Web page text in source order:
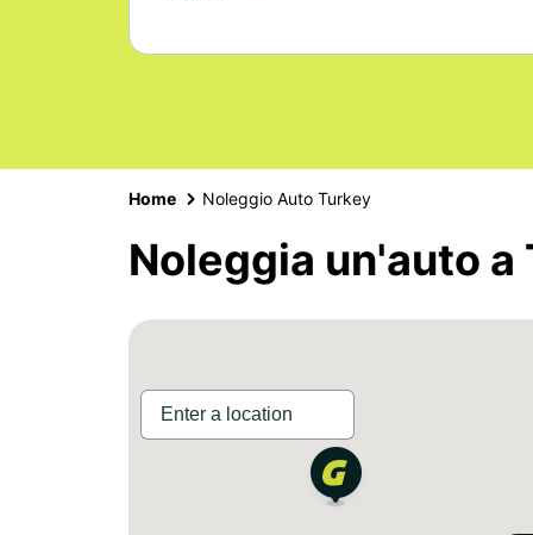
Home Noleggio Auto Turkey
Noleggia un'auto a